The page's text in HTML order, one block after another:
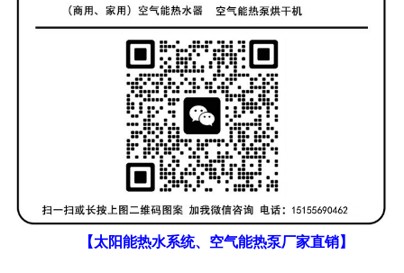
【太阳能热水系统、空气能热泵厂家直销】